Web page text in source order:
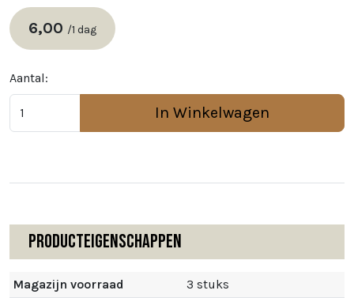
6,00 /1 dag
Aantal:
In Winkelwagen
Producteigenschappen
Magazijn voorraad
3 stuks